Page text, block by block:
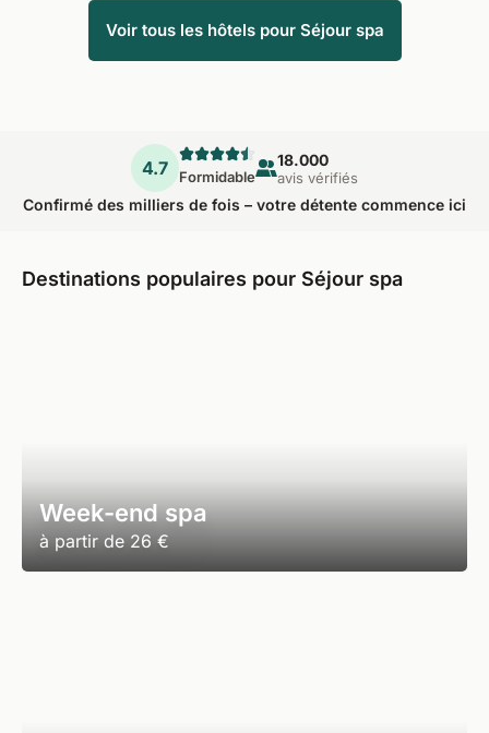
Voir tous les hôtels pour Séjour spa
4.7 Formidable
18.000
avis vérifiés
Confirmé des milliers de fois – votre détente commence ici
Destinations populaires pour Séjour spa
Week-end spa
à partir de 26 €